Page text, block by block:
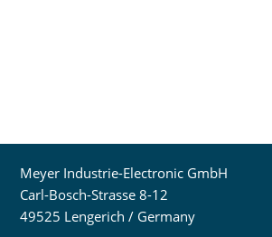
Meyer Industrie-Electronic GmbH
Carl-Bosch-Strasse 8-12
49525 Lengerich / Germany